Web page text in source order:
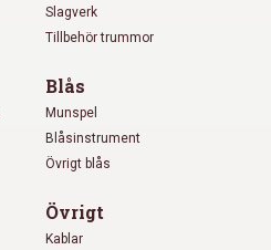
Slagverk
Tillbehör trummor
Blås
Munspel
Blåsinstrument
Övrigt blås
Övrigt
Kablar